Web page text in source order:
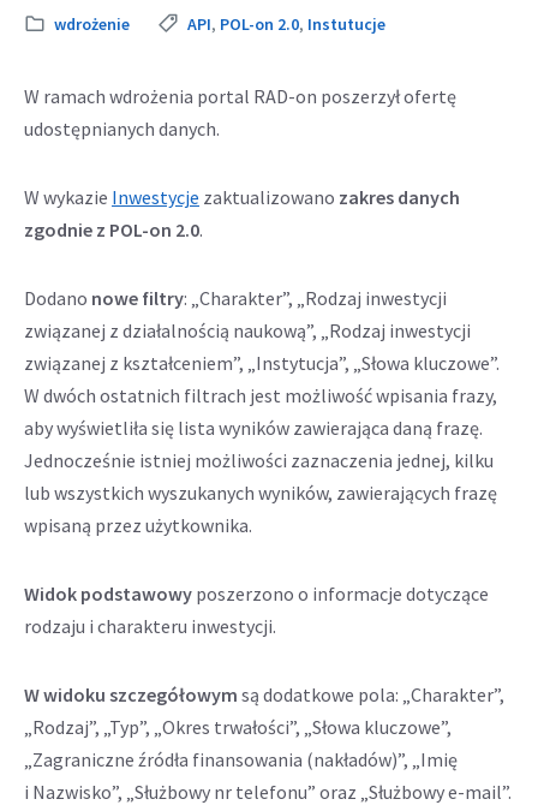
Kategoria:
wdrożenie Tags:
API, POL-on 2.0, Instutucje
W ramach wdrożenia portal RAD-on poszerzył ofertę
udostępnianych danych.
W wykazie Inwestycje zaktualizowano zakres danych
zgodnie z POL-on 2.0.
Dodano nowe filtry: „Charakter”, „Rodzaj inwestycji
związanej z działalnością naukową”, „Rodzaj inwestycji
związanej z kształceniem”, „Instytucja”, „Słowa kluczowe”.
W dwóch ostatnich filtrach jest możliwość wpisania frazy,
aby wyświetliła się lista wyników zawierająca daną frazę.
Jednocześnie istniej możliwości zaznaczenia jednej, kilku
lub wszystkich wyszukanych wyników, zawierających frazę
wpisaną przez użytkownika.
Widok podstawowy poszerzono o informacje dotyczące
rodzaju i charakteru inwestycji.
W widoku szczegółowym są dodatkowe pola: „Charakter”,
„Rodzaj”, „Typ”, „Okres trwałości”, „Słowa kluczowe”,
„Zagraniczne źródła finansowania (nakładów)”, „Imię
i Nazwisko”, „Służbowy nr telefonu” oraz „Służbowy e-mail”.